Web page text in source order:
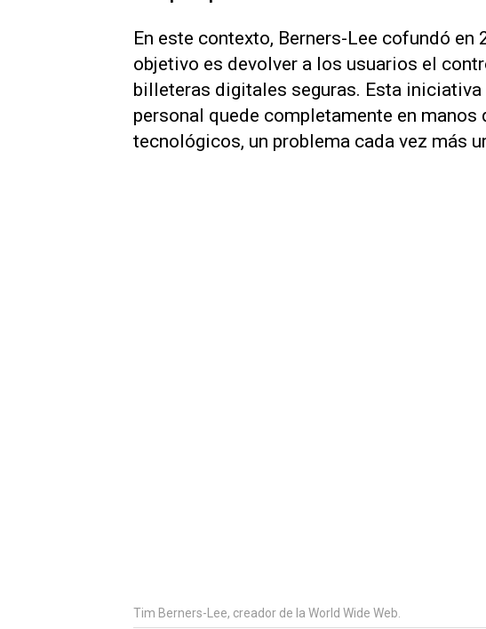
En este contexto, Berners-Lee cofundó en
objetivo es devolver a los usuarios el
billeteras digitales seguras. Esta
personal quede completamente en
tecnológicos, un problema cada vez más
Tim Berners-Lee, creador de la World Wide Web.